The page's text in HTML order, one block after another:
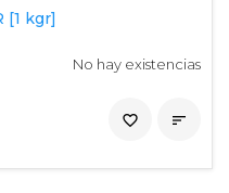
[1 kgr]
No hay existencias

favorite_border